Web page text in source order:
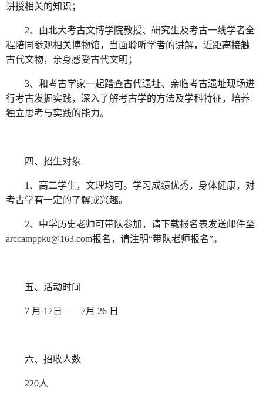
讲授相关的知识；
2、由北大考古文博学院教授、研究生及考古一线学者全
程陪同参观相关博物馆，当面聆听学者的讲解，近距离接触
古代文物，亲身感受古代文明；
3、和考古学家一起踏查古代遗址、亲临考古遗址现场进
行考古发掘实践，深入了解考古学的方法及学科特征，培养
独立思考与实践的能力。
四、招生对象
1、高二学生，文理均可。学习成绩优秀，身体健康，对
考古学有一定的了解或兴趣。
2、中学历史老师可带队参加，请下载报名表发送邮件至
arccamppku@163.com报名，请注明“带队老师报名”。
五、活动时间
7 月 17日——7月 26 日
六、招收人数
220人